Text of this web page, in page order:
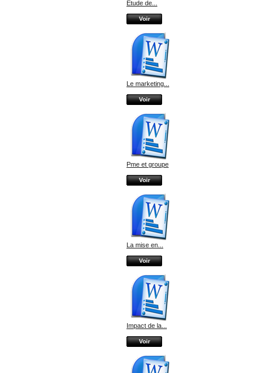
Etude de...
Voir
Le marketing...
Voir
Pme et groupe
Voir
La mise en...
Voir
Impact de la...
Voir